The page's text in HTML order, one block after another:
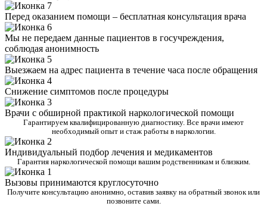
Перед оказанием помощи – бесплатная консультация врача
Мы не передаем данные пациентов в госучреждения,
соблюдая анонимность
Выезжаем на адрес пациента в течение часа после обращения
Снижение симптомов после процедуры
Врачи с обширной практикой наркологической помощи
Гарантируем квалифицированную диагностику. Все врачи имеют
необходимый опыт и стаж работы в наркологии.
Индивидуальный подбор лечения и медикаментов
Гарантия наркологической помощи вашим родственникам и близким.
Вызовы принимаются круглосуточно
Получите консультацию анонимно, оставив заявку на обратный звонок или
позвоните сами.